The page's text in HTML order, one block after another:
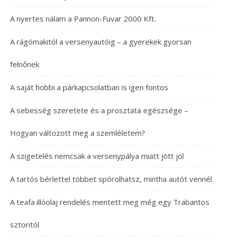
A nyertes nálam a Pannon-Fuvar 2000 Kft.
A rágómakitól a versenyautóig – a gyerekek gyorsan
felnőnek
A saját hobbi a párkapcsolatban is igen fontos
A sebesség szeretete és a prosztata egészsége –
Hogyan változott meg a szemléletem?
A szigetelés nemcsak a versenypálya miatt jött jól
A tartós bérlettel többet spórolhatsz, mintha autót vennél
A teafa illóolaj rendelés mentett meg még egy Trabantos
sztoritól